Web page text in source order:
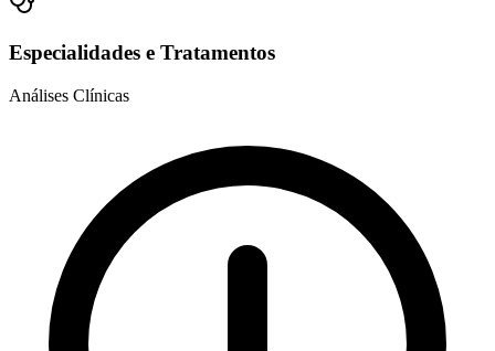
Especialidades e Tratamentos
Análises Clínicas